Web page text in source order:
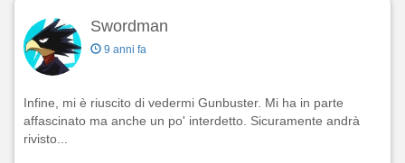
Swordman
9 anni fa
Infine, mi è riuscito di vedermi Gunbuster. Mi ha in parte
affascinato ma anche un po' interdetto. Sicuramente andrà
rivisto...